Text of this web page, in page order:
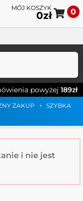
0
powyżej 189zł
ZAKUP
SZYBKA
do
do
0zł
i nie jest